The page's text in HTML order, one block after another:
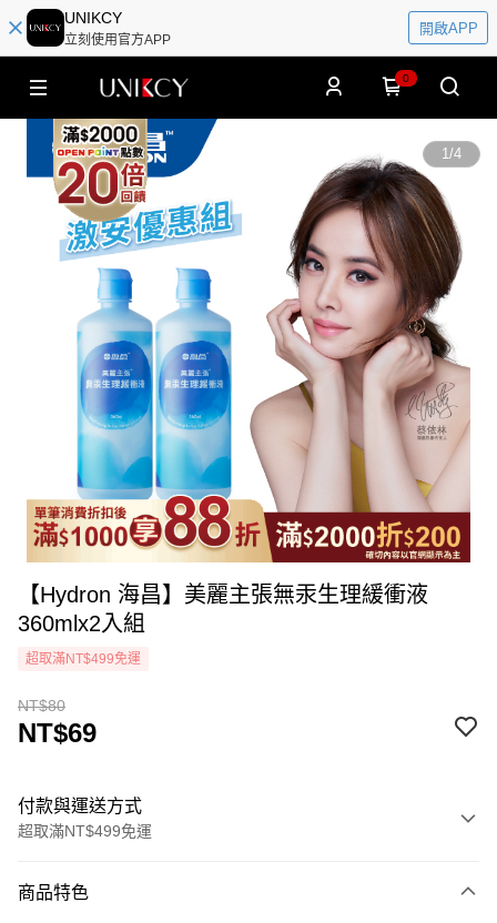
UNIKCY
立刻使用官方APP
開啟APP
0
1/4
【Hydron 海昌】美麗主張無汞生理緩衝液
360mlx2入組
超取滿NT$499免運
NT$80
NT$69
付款與運送方式
超取滿NT$499免運
icash Pay
商品特色